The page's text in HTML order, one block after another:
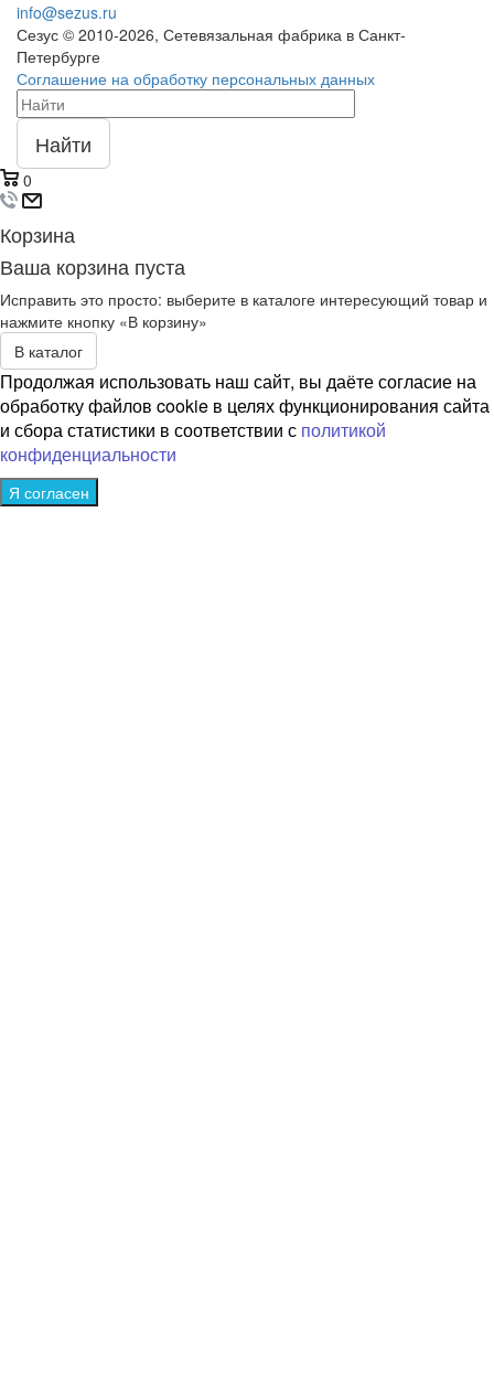
info@sezus.ru
Сезус © 2010-2026, Сетевязальная фабрика в Санкт-
Петербурге
Соглашение на обработку персональных данных
Найти
0
Корзина
Ваша корзина пуста
Исправить это просто: выберите в каталоге интересующий товар и
нажмите кнопку «В корзину»
В каталог
Продолжая использовать наш сайт, вы даёте согласие на
обработку файлов cookie в целях функционирования сайта
и сбора статистики в соответствии с политикой
конфиденциальности
Я согласен